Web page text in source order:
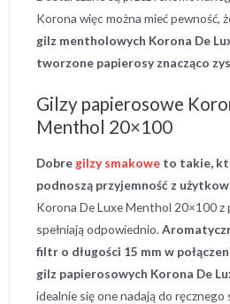
Korona więc można mieć pewność,
gilz mentholowych Korona De
tworzone papierosy znacząco
Gilzy papierosowe
Menthol 20×100
Dobre gilzy smakowe to takie,
podnoszą przyjemność z
Korona De Luxe Menthol 20×100 z
spełniają odpowiednio.
filtr o długości 15 mm w
gilz papierosowych Korona De
idealnie się one nadają do ręcznego